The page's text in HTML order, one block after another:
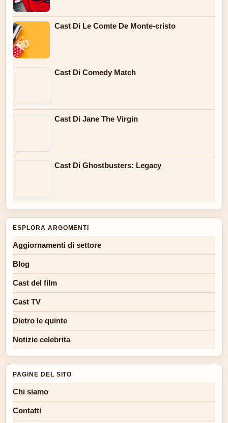
Cast Di Le Comte De Monte-cristo
Cast Di Comedy Match
Cast Di Jane The Virgin
Cast Di Ghostbusters: Legacy
ESPLORA ARGOMENTI
Aggiornamenti di settore
Blog
Cast del film
Cast TV
Dietro le quinte
Notizie celebrita
PAGINE DEL SITO
Chi siamo
Contatti